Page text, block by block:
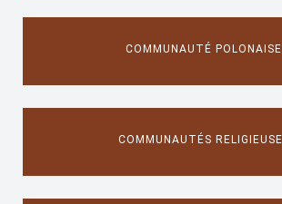
COMMUNAUTÉ POLONAISE
COMMUNAUTÉS